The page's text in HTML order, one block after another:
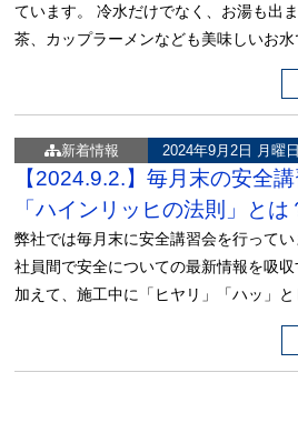
ています。 冷水だけでなく、お湯も出
茶、カップラーメンなども美味しいお水
新着情報 2024年9月2日 月曜日
【2024.9.2.】毎月末の安全
「ハインリッヒの法則」とは
弊社では毎月末に安全講習会を行って
社員間で安全についての最新情報を吸収
加えて、施工中に「ヒヤリ」「ハッ」と